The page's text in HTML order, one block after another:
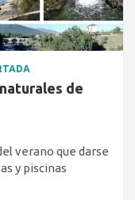
de
verano que darse
y piscinas